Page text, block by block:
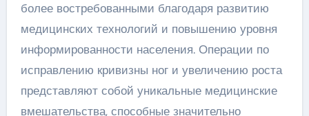
более востребованными благодаря развитию
медицинских технологий и повышению уровня
информированности населения. Операции по
исправлению кривизны ног и увеличению роста
представляют собой уникальные медицинские
вмешательства, способные значительно